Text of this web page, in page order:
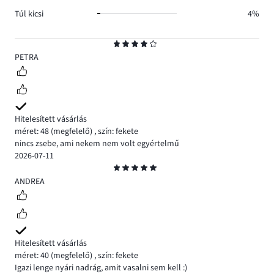
4
PETRA
Hitelesített vásárlás
méret: 48 (megfelelő) ,szín: fekete
nincs zsebe, ami nekem nem volt egyértelmű
2026-07-11
5
ANDREA
Hitelesített vásárlás
méret: 40 (megfelelő) ,szín: fekete
Igazi lenge nyári nadrág, amit vasalni sem kell :)
Túl kicsi
4%